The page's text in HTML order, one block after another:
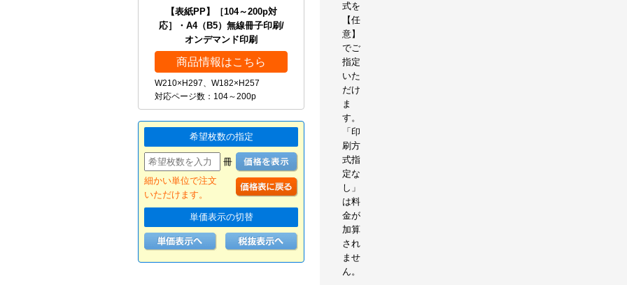
【表紙PP】［104～200p対
応］・A4（B5）無線冊子印刷/
オンデマンド印刷
商品情報はこちら
W210×H297、W182×H257
対応ページ数：104～200p
希望枚数の指定
冊
細かい単位で注文
いただけます。
単価表示の切替
式を
【任
意】
でご
指定
いた
だけ
ま
す。
「印
刷方
式指
定な
し」
は料
金が
加算
され
ませ
ん。